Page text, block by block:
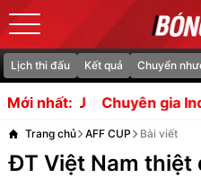
Lịch thi đấu Kết quả Chuyển
Mới nhất:gia Indonesia dè
Trang chủ AFF CUP Bài viết
ĐT Việt Nam thiệt